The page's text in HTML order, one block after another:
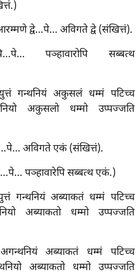
द्वे…पे… अविगते द्वे (संखित्तं).
पञ्हावारोपि सब्बत्थ
गन्थनियं अकुसलं धम्मं पटिच्च
अकुसलो धम्मो उप्पज्जति
अविगते एकं (संखित्तं).
पञ्हावारेपि सब्बत्थ एकं.)
गन्थनियं अब्याकतं धम्मं पटिच्च
अब्याकतो धम्मो उप्पज्जति
अगन्थनियं अब्याकतं धम्मं पटिच्च
अब्याकतो धम्मो उप्पज्जति